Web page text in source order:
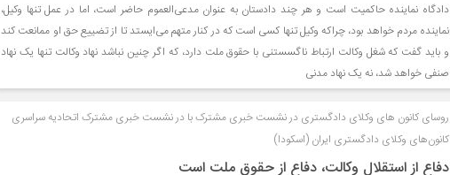
دادگاه نماینده حاکمیت است و هر چند دادستان به عنوان مدعی‌العموم حاضر است، اما در عمل تنها وکیل،
نماینده مردم خواهد بود، چراکه وکیل تنها کسی است که در کنار متهم می‌ایستد تا از تضییع حق او ممانعت کند
و باید گفت که شغل وکالت ارتباط ناگسستنی با حقوق ملت دارد، که اگر چنین نباشد نهاد وکالت تنها یک نهاد
صنفی خواهد شد، نه یک نهاد مدنی
روسای کانون های وکلای دادگستری در نشست خبری مشترک با در نشست خبری مشترک اتحادیه سراسری
کانون‌های وکلای دادگستری ایران (اسکودا)
دفاع از استقلال وکالت، دفاع از حقوق ملت است